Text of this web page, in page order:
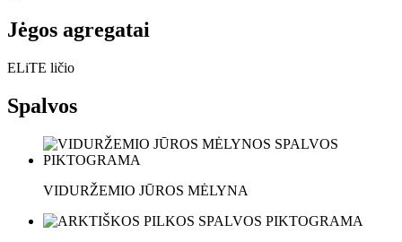
Jėgos agregatai
ELiTE ličio
Spalvos
VIDURŽEMIO JŪROS MĖLYNA